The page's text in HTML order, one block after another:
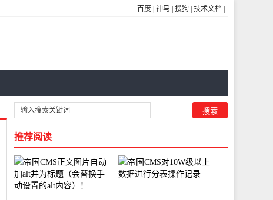
百度 神马 搜狗 技术文档
推荐阅读